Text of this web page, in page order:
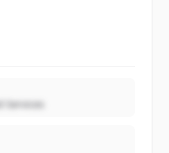
Services